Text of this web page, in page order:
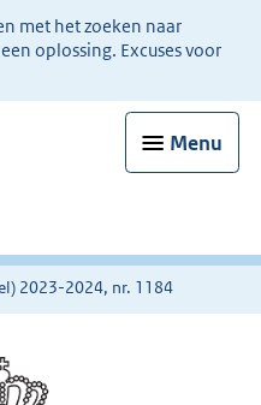
met het zoeken naar
oplossing. Excuses voor
Menu
2023-2024, nr. 1184